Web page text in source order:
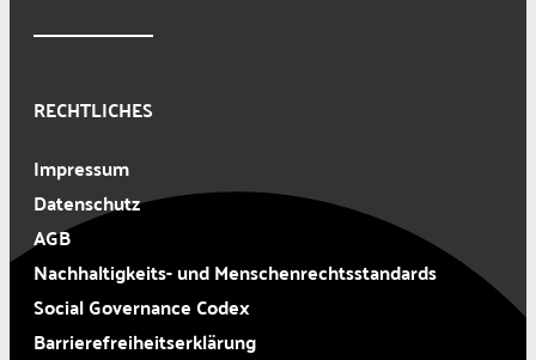
RECHTLICHES
Impressum
Datenschutz
AGB
Nachhaltigkeits- und Menschenrechtsstandards
Social Governance Codex
Barrierefreiheitserklärung